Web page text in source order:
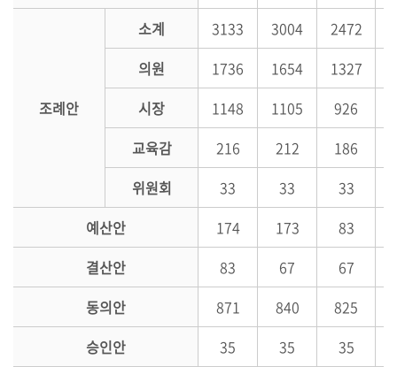
소
활
정
공
조례안
소계 3133 3004 2472
의원
1736 1654 1327
시장
1148 1105 926
교육감
216 212 186
위원회
33 33
33
예산안
174 173 83
결산안
83 67
67
동의안
871 840 825
승인안
35 35
35